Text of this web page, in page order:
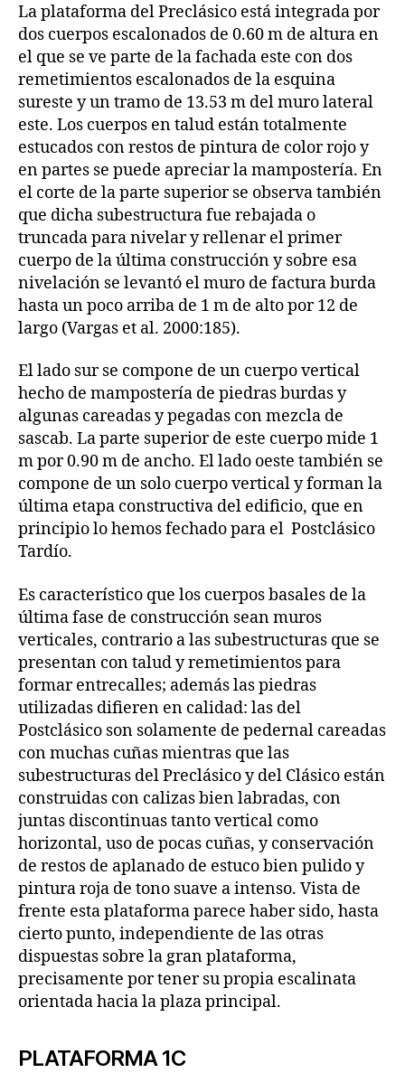
La plataforma del Preclásico está integrada por
dos cuerpos escalonados de 0.60 m de altura en
el que se ve parte de la fachada este con dos
remetimientos escalonados de la esquina
sureste y un tramo de 13.53 m del muro lateral
este. Los cuerpos en talud están totalmente
estucados con restos de pintura de color rojo y
en partes se puede apreciar la mampostería. En
el corte de la parte superior se observa también
que dicha subestructura fue rebajada o
truncada para nivelar y rellenar el primer
cuerpo de la última construcción y sobre esa
nivelación se levantó el muro de factura burda
hasta un poco arriba de 1 m de alto por 12 de
largo (Vargas et al. 2000:185).
El lado sur se compone de un cuerpo vertical
hecho de mampostería de piedras burdas y
algunas careadas y pegadas con mezcla de
sascab. La parte superior de este cuerpo mide 1
m por 0.90 m de ancho. El lado oeste también se
compone de un solo cuerpo vertical y forman la
última etapa constructiva del edificio, que en
principio lo hemos fechado para el Postclásico
Tardío.
Es característico que los cuerpos basales de la
última fase de construcción sean muros
verticales, contrario a las subestructuras que se
presentan con talud y remetimientos para
formar entrecalles; además las piedras
utilizadas difieren en calidad: las del
Postclásico son solamente de pedernal careadas
con muchas cuñas mientras que las
subestructuras del Preclásico y del Clásico están
construidas con calizas bien labradas, con
juntas discontinuas tanto vertical como
horizontal, uso de pocas cuñas, y conservación
de restos de aplanado de estuco bien pulido y
pintura roja de tono suave a intenso. Vista de
frente esta plataforma parece haber sido, hasta
cierto punto, independiente de las otras
dispuestas sobre la gran plataforma,
precisamente por tener su propia escalinata
orientada hacia la plaza principal.
PLATAFORMA 1C